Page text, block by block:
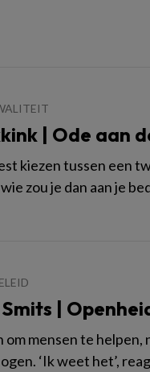
| Ode aan
kiezen tussen
zou je dan aan je
|
mensen te helpen,
‘Ik weet het’,